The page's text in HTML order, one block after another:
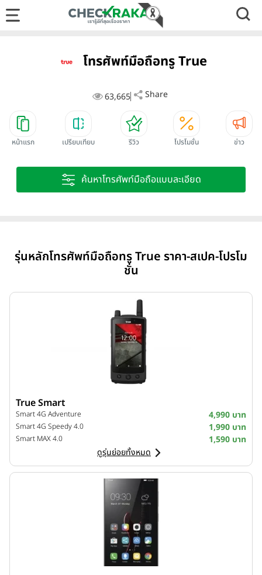
โทรศัพท์มือถือทรู True
63,665 Share
หน้าแรก เปรียบเทียบ รีวิว โปรโมชั่น ข่าว
ค้นหาโทรศัพท์มือถือแบบละเอียด
รุ่นหลักโทรศัพท์มือถือทรู True ราคา-สเปค-โปรโม
ชั่น
True Smart
Smart 4G Adventure 4,990 บาท
Smart 4G Speedy 4.0 1,990 บาท
Smart MAX 4.0
1,590 บาท
ดูรุ่นย่อยทั้งหมด